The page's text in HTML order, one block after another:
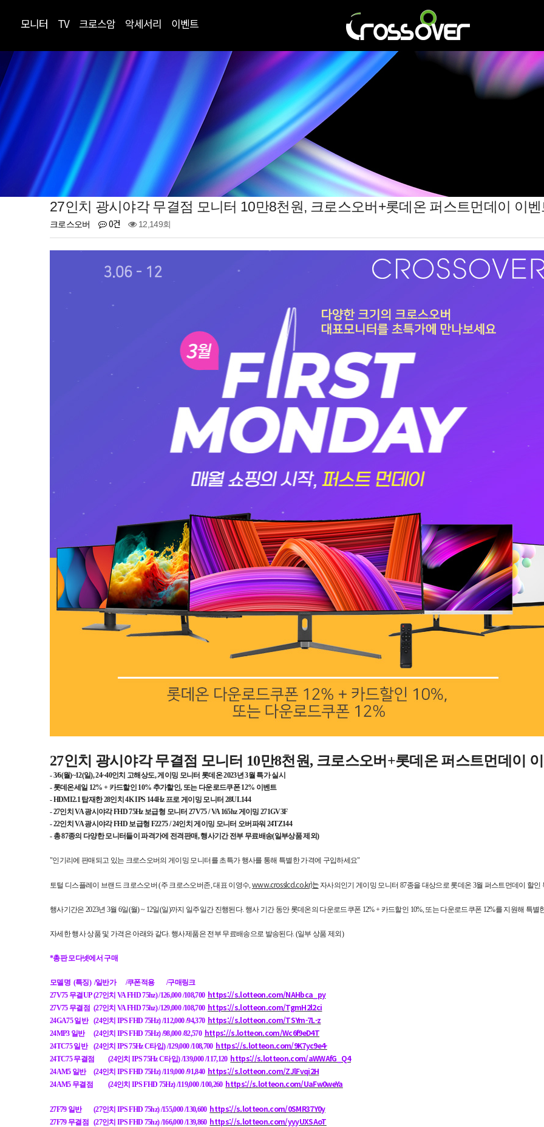
모니터 TV 크로스암 악세서리 이벤트
27인치 광시야각 무결점 모니터 10만8천원, 크로스오버+롯데온 퍼스트먼데이 이
크로스오버 0건 12,149회
27인치 광시야각 무결점 모니터 10만8천원, 크로스오버+롯데온 퍼스트먼데이
- 3/6(월)~12(일), 24~40인치 고해상도, 게이밍 모니터 롯데온 2023년 3월 특가 실시
- 롯데온세일 12% + 카드할인 10% 추가할인, 또는 다운로드쿠폰 12% 이벤트
- HDMI2.1 탑재한 28인치 4K IPS 144Hz 프로 게이밍 모니터 28UL144
- 27인치 VA 광시야각 FHD 75Hz 보급형 모니터 27V75 / VA 165hz 게이밍 271GV3F
- 22인치 VA 광시야각 FHD 보급형 F2275 / 24인치 게이밍 모니터 오버파워 24TZ144
- 총 87종의 다양한 모니터들이 파격가에 전격판매, 행사기간 전부 무료배송(일부상품 제외)
"인기리에 판매되고 있는 크로스오버의 게이밍 모니터를 초특가 행사를 통해 특별한 가격에 구입하세요"
토털 디스플레이 브랜드 크로스오버 (주 크로스오버존, 대표 이영수,www.crosslcd.co.kr)는자사의인기 게이밍 모니터 87종을 대상으로 롯데온 3월 퍼스트먼데이 할
행사기간은 2023년 3월 6일(월) ~ 12일(일)까지 일주일간 진행된다. 행사 기간 동안 롯데온의 다운로드쿠폰 12% + 카드할인 10%, 또는 다운로드쿠폰 12%를 지원해 특
자세한 행사 상품 및 가격은 아래와 같다. 행사제품은 전부 무료배송으로 발송된다. (일부 상품 제외)
*총판 모다넷에서 구매
모델명 (특징) /일반가 /쿠폰적용
/구매링크
27V75 무결UP(27인치 VA FHD 75hz) /126,000 /108,700 https://s.lotteon.com/NAHbca_py
27V75 무결점 (27인치 VA FHD 75hz) /129,000 /108,700 https://s.lotteon.com/TgmH2l2ci
24GA75 일반 (24인치 IPS FHD 75Hz) /112,000 /94,370 https://s.lotteon.com/TSYm-7L-z
24MP3 일반 (24인치 IPS FHD 75Hz) /98,000 /82,570 https://s.lotteon.com/Wc6f9eD4T
24TC75 일반 (24인치 IPS 75Hz C타입) /129,000 /108,700 https://s.lotteon.com/9K7yc9e4-
24TC75 무결점 (24인치 IPS 75Hz C타입) /139,000 /117,120 https://s.lotteon.com/aWWAfG_Q4
24AM5 일반 (24인치 IPS FHD 75Hz) /119,000 /91,840 https://s.lotteon.com/ZJlFvqi2H
24AM5 무결점 (24인치 IPS FHD 75Hz) /119,000 /100,260 https://s.lotteon.com/UaFw0weYa
27F79 일반 (27인치 IPS FHD 75hz) /155,000 /130,600 https://s.lotteon.com/0SMR37Y0y
27F79 무결점 (27인치 IPS FHD 75hz) /166,000 /139,860 https://s.lotteon.com/yyyUXSAoT